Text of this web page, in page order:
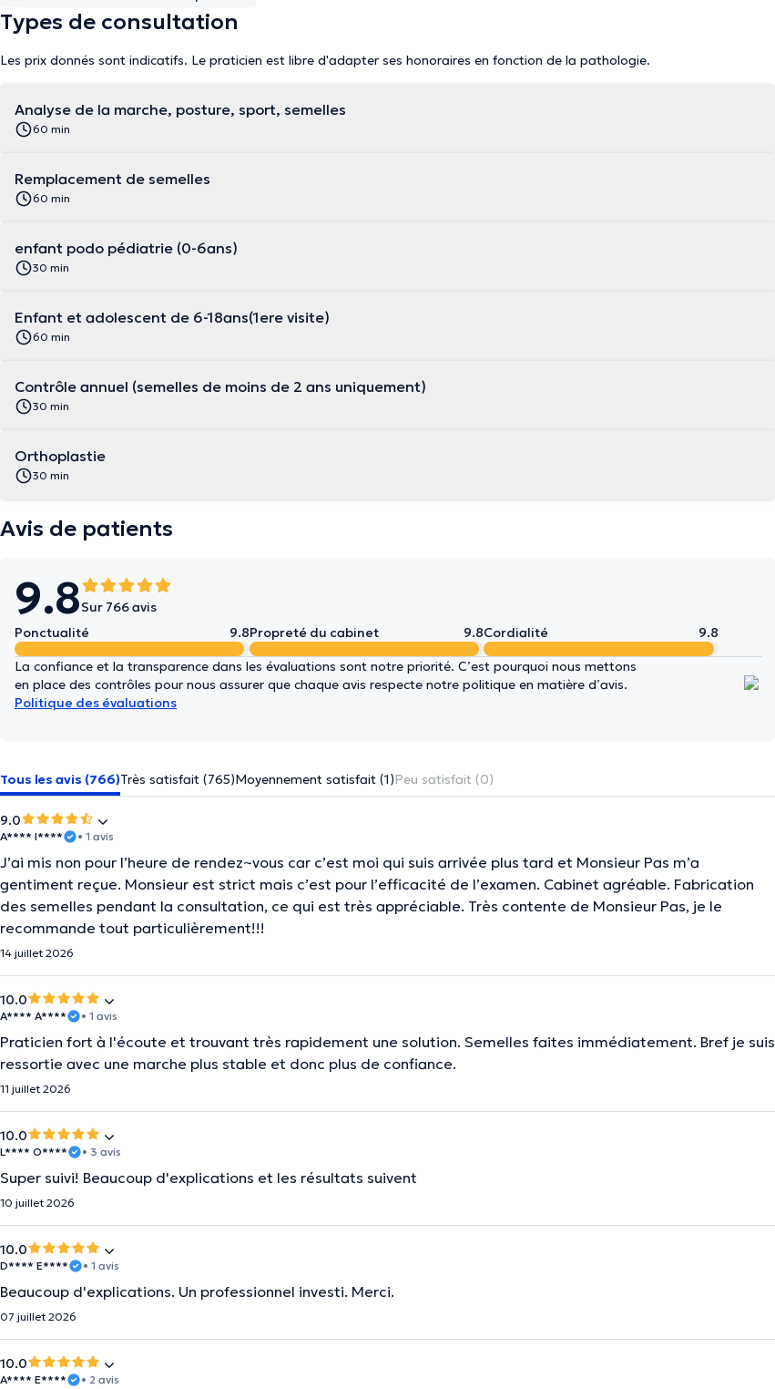
Types de consultation
Les prix donnés sont indicatifs. Le praticien est libre d'adapter ses honoraires en fonction de la pathologie.
Analyse de la marche, posture, sport, semelles
60 min
Remplacement de semelles
60 min
enfant podo pédiatrie (0-6ans)
30 min
Enfant et adolescent de 6-18ans(1ere visite)
60 min
Contrôle annuel (semelles de moins de 2 ans uniquement)
30 min
Orthoplastie
30 min
Avis de patients
9.8Sur 766 avis
Ponctualité
9.8Propreté du cabinet 9.8Cordialité 9.8
La confiance et la transparence dans les évaluations sont notre priorité. C’est pourquoi nous mettons
en place des contrôles pour nous assurer que chaque avis respecte notre politique en matière d’avis.
Politique des évaluations
Tous les avis (766)Très satisfait (765)Moyennement satisfait (1)Peu satisfait (0)
9.0
A**** I**** • 1 avis
J’ai mis non pour l’heure de rendez~vous car c’est moi qui suis arrivée plus tard et Monsieur Pas m’a
gentiment reçue. Monsieur est strict mais c’est pour l’efficacité de l’examen. Cabinet agréable. Fabrication
des semelles pendant la consultation, ce qui est très appréciable. Très contente de Monsieur Pas, je le
recommande tout particulièrement!!!
14 juillet 2026
10.0
A**** A**** • 1 avis
Praticien fort à l'écoute et trouvant très rapidement une solution. Semelles faites immédiatement. Bref je suis
ressortie avec une marche plus stable et donc plus de confiance.
11 juillet 2026
10.0
L**** O**** • 3 avis
Super suivi! Beaucoup d'explications et les résultats suivent
10 juillet 2026
10.0
D**** E**** • 1 avis
Beaucoup d'explications. Un professionnel investi. Merci.
07 juillet 2026
10.0
A**** E**** • 2 avis